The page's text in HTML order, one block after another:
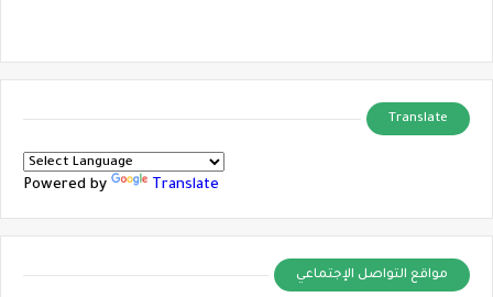
Translate
Powered by Translate
مواقع التواصل الإجتماعي